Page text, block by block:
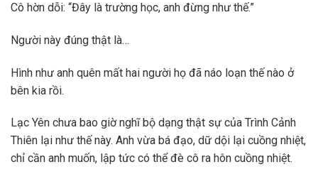
Cô hờn dỗi: “Đây là trường học, anh đừng như thế.”
Người này đúng thật là…
Hình như anh quên mất hai người họ đã náo loạn thế nào ở
bên kia rồi.
Lạc Yên chưa bao giờ nghĩ bộ dạng thật sự của Trình Cảnh
Thiên lại như thế này. Anh vừa bá đạo, dữ dội lại cuồng nhiệt,
chỉ cần anh muốn, lập tức có thể đè cô ra hôn cuồng nhiệt.